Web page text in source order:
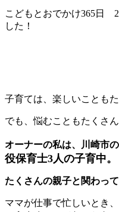
こどもとおでかけ365日
した！
子育ては、楽しいこともた
でも、悩むこともたくさん
オーナーの私は、川崎市
役保育士3人の子育中。
たくさんの親子と関わって
ママが仕事で忙しいとき